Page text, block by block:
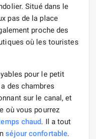
Situé dans le
pas de la place
proche des
où les touristes
pour le petit
des chambres
sur le canal, et
où vous pourrez
chaud. Il a tout
séjour confortable.